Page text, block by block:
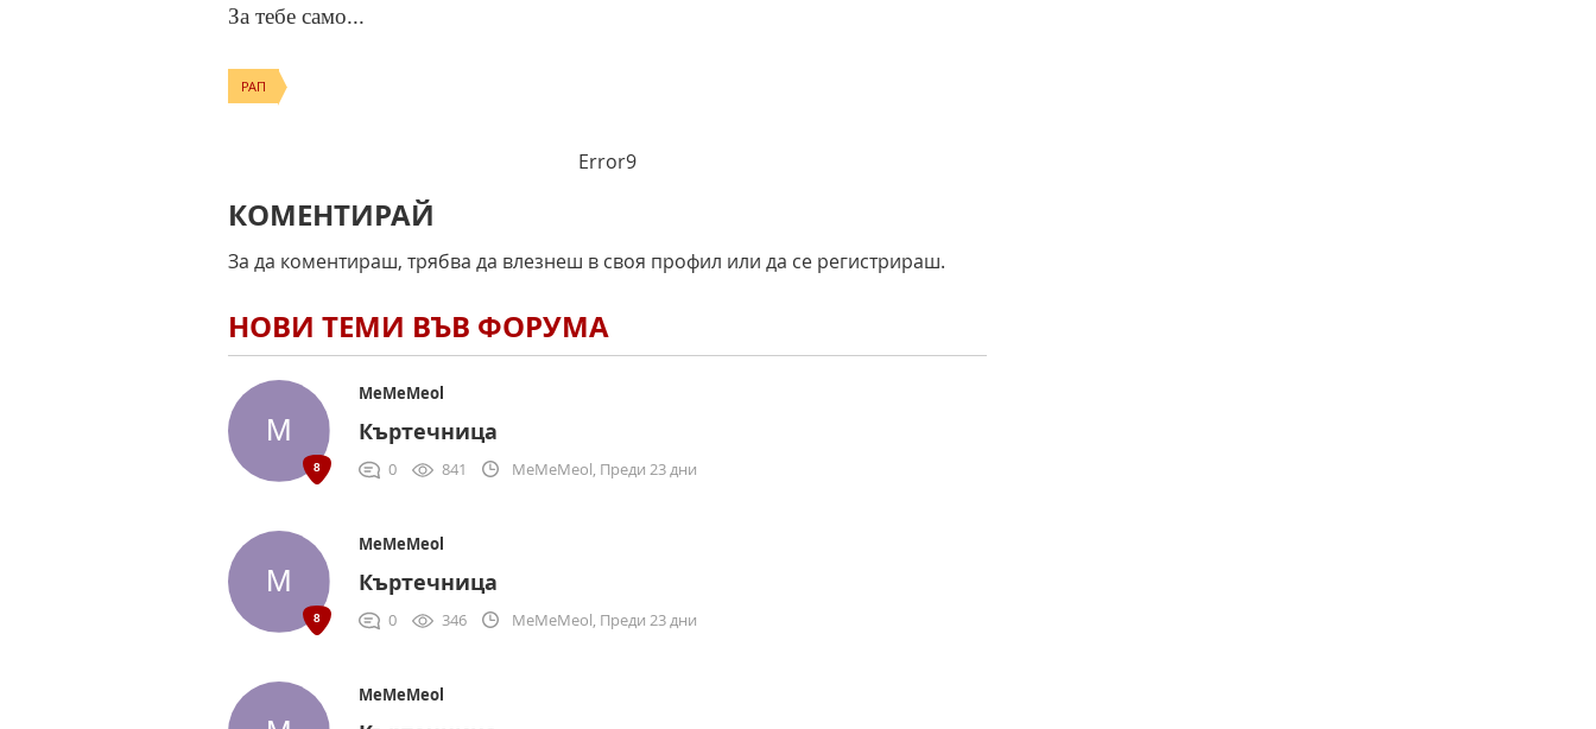
За тебе само...
РАП
Error9
КОМЕНТИРАЙ
За да коментираш, трябва да влезнеш в своя профил или да се регистрираш.
НОВИ ТЕМИ ВЪВ ФОРУМА
MeMeMeol
Къртечница
0 841 MeMeMeol, Преди 23 дни
MeMeMeol
Къртечница
0 346 MeMeMeol, Преди 23 дни
MeMeMeol